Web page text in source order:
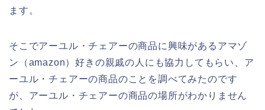
ます。
そこでアーユル・チェアーの商品に興味があるアマゾ
ン（amazon）好きの親戚の人にも協力してもらい、ア
ーユル・チェアーの商品のことを調べてみたのです
が、アーユル・チェアーの商品の場所がわかりません